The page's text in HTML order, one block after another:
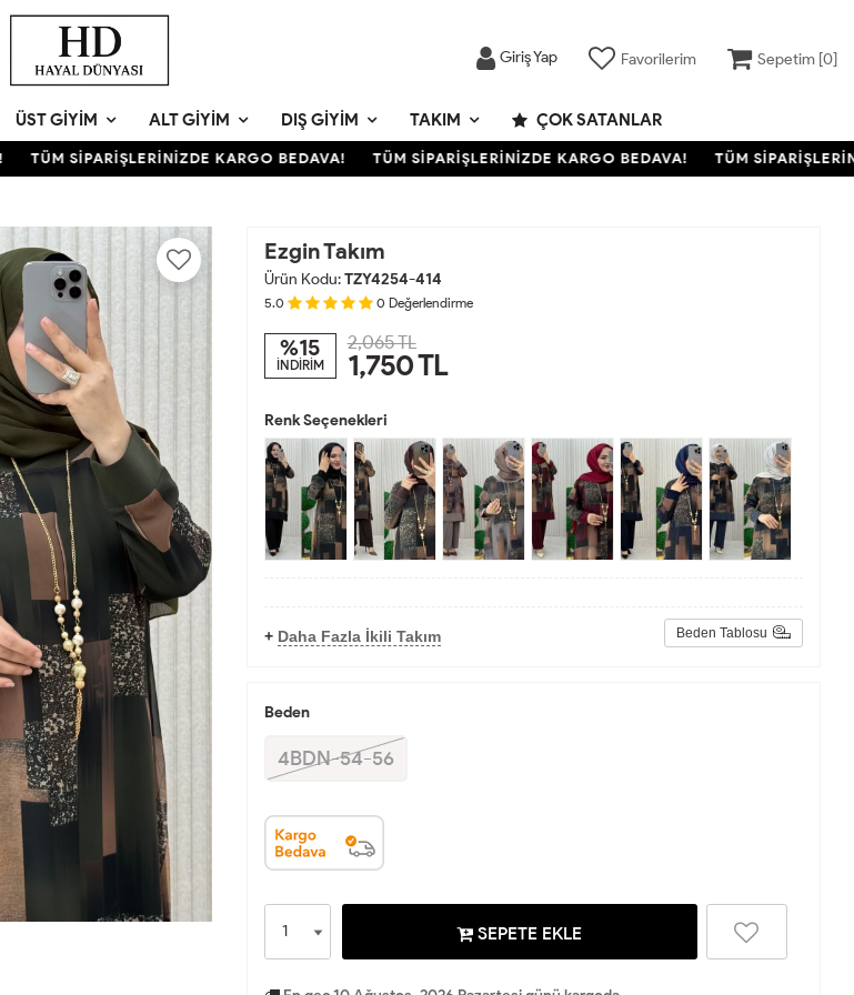
Giriş Yap Favorilerim Sepetim [0]
ÜST GIYIM ALT GIYIM DIŞ GIYIM TAKIM ÇOK SATANLAR
TÜM SİPARİŞLERİNİZDE KARGO BEDAVA! TÜM SİPARİŞLERİNİZDE KARGO BEDAVA! TÜM
Ezgin Takım
Ürün Kodu:TZY4254-414
5.0 0 Değerlendirme
%15
İNDİRİM
2,065 TL
1,750TL
Renk Seçenekleri
+ Daha Fazla İkili Takım Beden Tablosu
Beden
4BDN-54-56
SEPETE EKLE